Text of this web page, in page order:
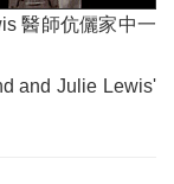
醫師伉儷家中一
and Julie Lewis'